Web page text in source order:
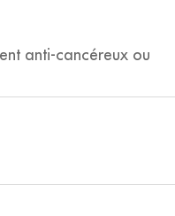
anti-cancéreux ou